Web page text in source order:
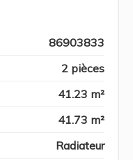
86903833
2 pièces
41.23 m²
41.73 m²
Radiateur